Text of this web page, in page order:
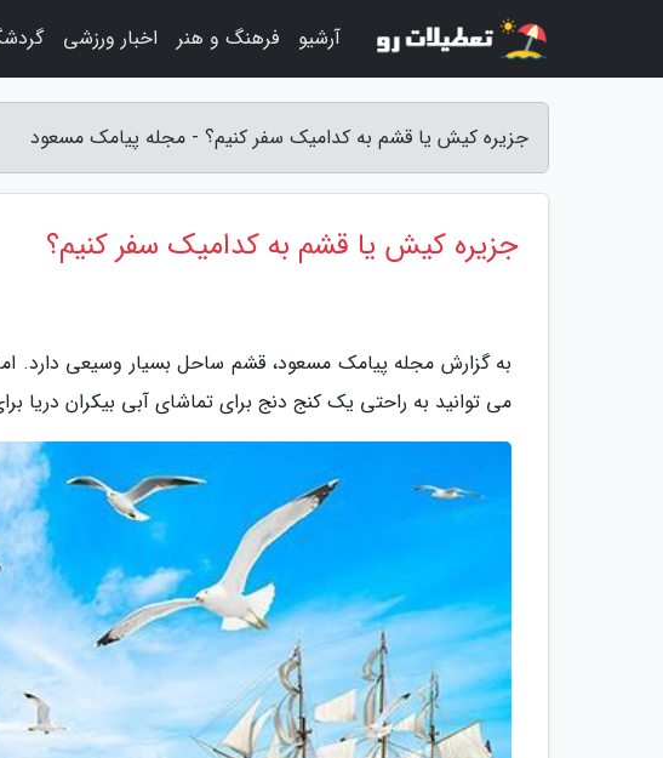
جزیره کیش یا قشم به کدامیک سفر کنیم؟ - مجله پیامک مسعود
جزیره کیش یا قشم به کدامیک سفر کنیم؟
به گزارش مجله پیامک مسعود، قشم ساحل بسیار وسیعی دارد.
می توانید به راحتی یک کنج دنج برای تماشای آبی بیکران دریا
آرشیو فرهنگ و هنر اخبار ورزشی